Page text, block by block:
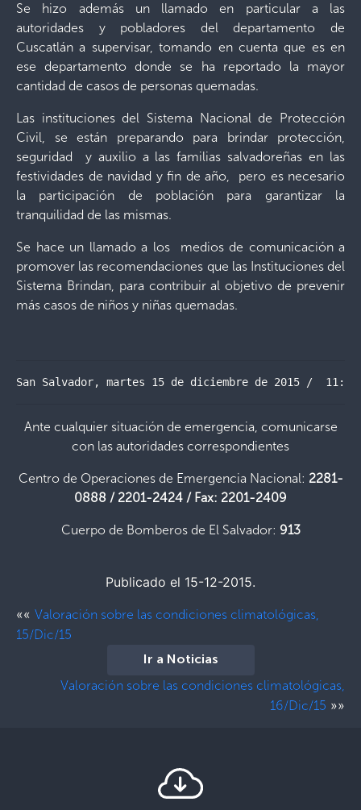
Se hizo además un llamado en particular a las
autoridades y pobladores del departamento de
Cuscatlán a supervisar, tomando en cuenta que es en
ese departamento donde se ha reportado la mayor
cantidad de casos de personas quemadas.
Las instituciones del Sistema Nacional de Protección
Civil, se están preparando para brindar protección,
seguridad y auxilio a las familias salvadoreñas en las
festividades de navidad y fin de año, pero es necesario
la participación de población para garantizar la
tranquilidad de las mismas.
Se hace un llamado a los medios de comunicación a
promover las recomendaciones que las Instituciones del
Sistema Brindan, para contribuir al objetivo de prevenir
más casos de niños y niñas quemadas.
San Salvador, martes 15 de diciembre de 2015 /  11:30
Ante cualquier situación de emergencia, comunicarse
con las autoridades correspondientes
Centro de Operaciones de Emergencia Nacional: 2281-
0888 / 2201-2424 / Fax: 2201-2409
Cuerpo de Bomberos de El Salvador: 913
Publicado el 15-12-2015.
«« Valoración sobre las condiciones climatológicas,
15/Dic/15
Ir a Noticias
Valoración sobre las condiciones climatológicas,
16/Dic/15 »»